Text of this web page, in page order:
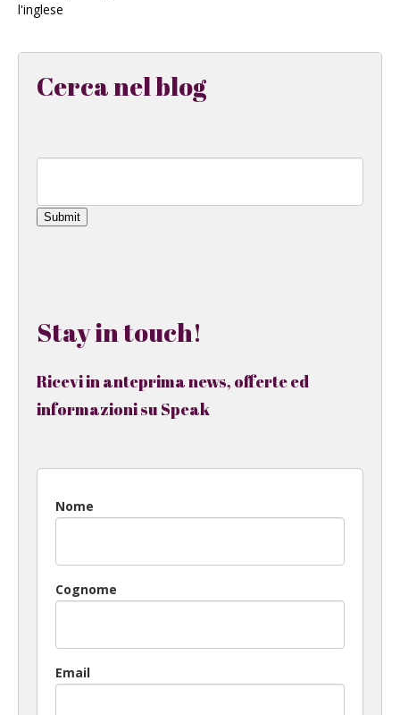
l'inglese
Cerca nel blog
Submit
Stay in touch!
Ricevi in anteprima news, offerte ed
informazioni su Speak
Nome
Cognome
Email